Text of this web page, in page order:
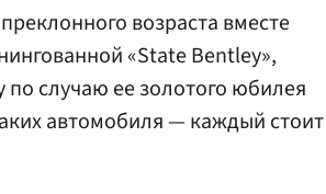
возраста вместе
«State Bentley»,
случаю ее золотого юбилея
автомобиля — каждый стоит